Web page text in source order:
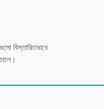
বিস্তারিতভাবে